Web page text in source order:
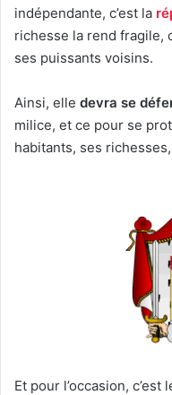
indépendante, c’est la
richesse la rend fragile,
ses puissants voisins.
Ainsi, elle devra se
milice, et ce pour se
habitants, ses
Et pour l’occasion, c’est